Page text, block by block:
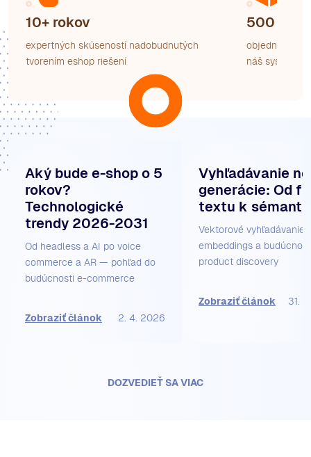
10+ rokov
expertných skúseností nadobudnutých
tvorením eshop riešení
500
objednávok /
náš systém
Aký bude e-shop o 5
rokov?
Technologické
trendy 2026-2031
Od headless a AI po voice
commerce a AR — pohľad do
budúcnosti e-commerce
Zobraziť článok 2. 4. 2026
Vyhľadávanie
generácie: Od
textu k
Vektorové vyhľadávanie,
embeddings a budúcnosť
product discovery
Zobraziť článok 31.
DOZVEDIEŤ SA VIAC